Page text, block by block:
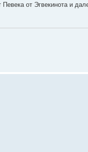
от Эгвекинота и